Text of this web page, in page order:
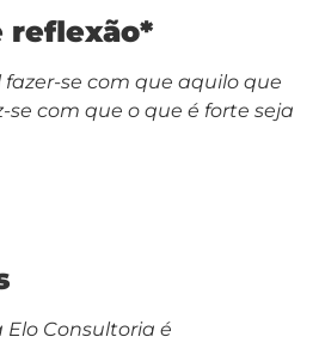
reflexão*
fazer-se com que aquilo que
se com que o que é forte seja
Elo Consultoria é